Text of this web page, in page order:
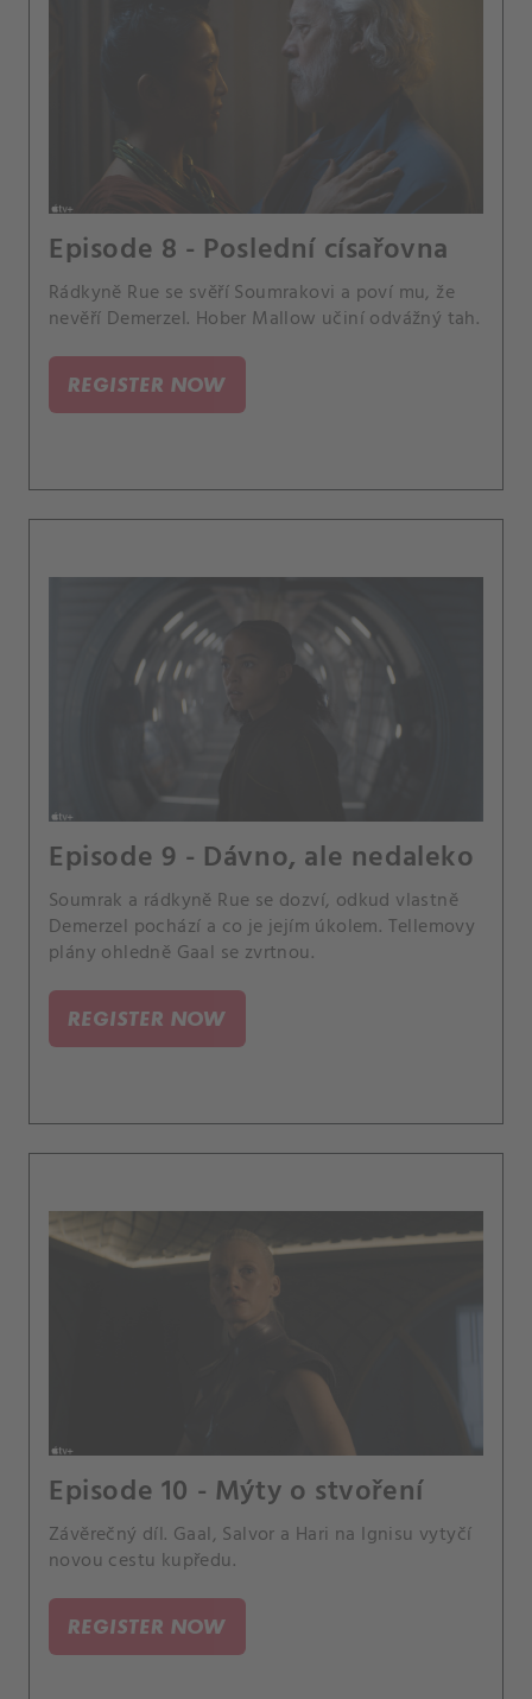
Episode 8 - Poslední císařovna
Rádkyně Rue se svěří Soumrakovi a poví mu, že
nevěří Demerzel. Hober Mallow učiní odvážný tah.
REGISTER NOW
Episode 9 - Dávno, ale nedaleko
Soumrak a rádkyně Rue se dozví, odkud vlastně
Demerzel pochází a co je jejím úkolem. Tellemovy
plány ohledně Gaal se zvrtnou.
REGISTER NOW
Episode 10 - Mýty o stvoření
Závěrečný díl. Gaal, Salvor a Hari na Ignisu vytyčí
novou cestu kupředu.
REGISTER NOW